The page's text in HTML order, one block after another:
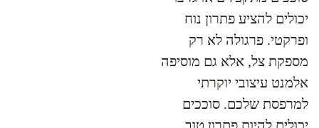
יכולים להציע פתרון נוח
ופרקטי. פרגולה לא רק
מספקת צל, אלא גם מוסיפה
אלמנט עיצובי יוקרתי
למרפסת שלכם. סוככים